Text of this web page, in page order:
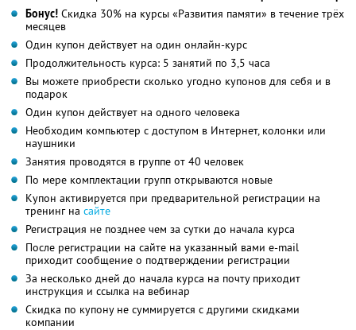
Бонус! Скидка 30% на курсы «Развития памяти» в течение трёх
месяцев
Один купон действует на один онлайн-курс
Продолжительность курса: 5 занятий по 3,5 часа
Вы можете приобрести сколько угодно купонов для себя и в
подарок
Один купон действует на одного человека
Необходим компьютер с доступом в Интернет, колонки или
наушники
Занятия проводятся в группе от 40 человек
По мере комплектации групп открываются новые
Купон активируется при предварительной регистрации на
тренинг на сайте
Регистрация не позднее чем за сутки до начала курса
После регистрации на сайте на указанный вами e-mail
приходит сообщение о подтверждении регистрации
За несколько дней до начала курса на почту приходит
инструкция и ссылка на вебинар
Скидка по купону не суммируется с другими скидками
компании